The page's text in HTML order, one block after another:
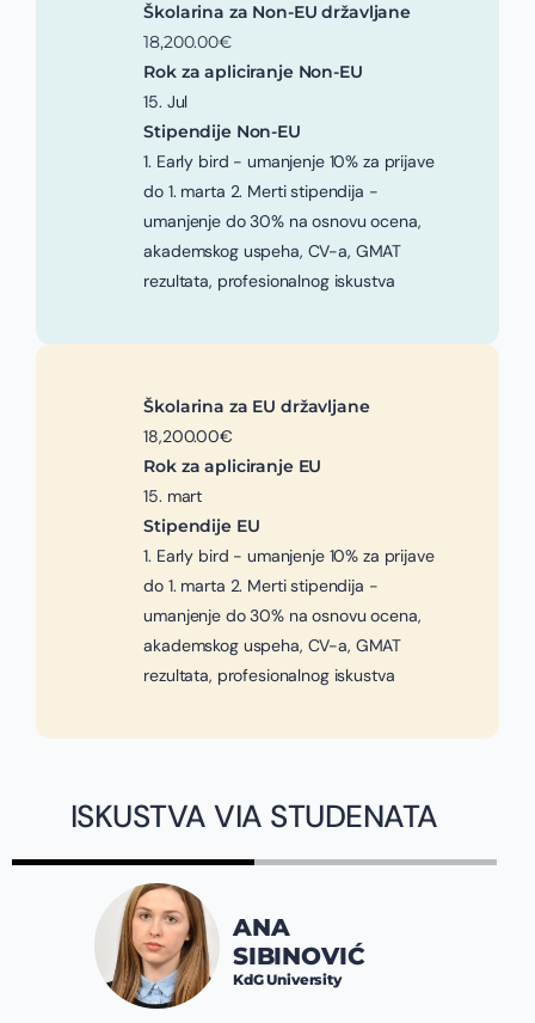
Školarina za Non-EU državljane
18,200.00€
Rok za apliciranje Non-EU
15. Jul
Stipendije Non-EU
1. Early bird - umanjenje 10% za prijave
do 1. marta 2. Merti stipendija -
umanjenje do 30% na osnovu ocena,
akademskog uspeha, CV-a, GMAT
rezultata, profesionalnog iskustva
Školarina za EU državljane
18,200.00€
Rok za apliciranje EU
15. mart
Stipendije EU
1. Early bird - umanjenje 10% za prijave
do 1. marta 2. Merti stipendija -
umanjenje do 30% na osnovu ocena,
akademskog uspeha, CV-a, GMAT
rezultata, profesionalnog iskustva
ISKUSTVA VIA STUDENATA
ANA
SIBINOVIĆ
KdG University